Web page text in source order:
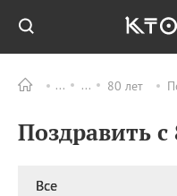
80 лет
Поздравить с
Все